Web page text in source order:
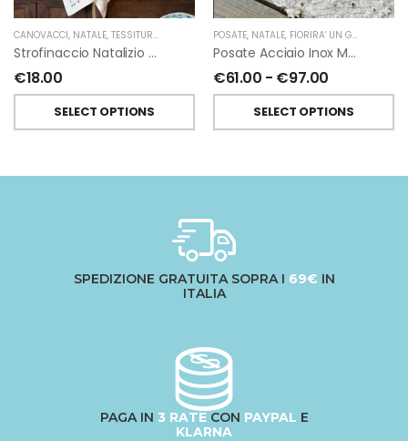
CANOVACCI, NATALE, TESSITURA TOSCANA TELERIE
Strofinaccio Natalizio Fairy Trees In Lino Di Tessitura Toscana Telerie
€18.00
SELECT OPTIONS
POSATE, NATALE, FIORIRA' UN GIARDINO
Posate Acciaio Inox Manico Battuto Oro Di Fiorirà Un Giardino
€61.00 - €97.00
SELECT OPTIONS
SPEDIZIONE GRATUITA SOPRA I 69€ IN
ITALIA
PAGA IN 3 RATECON PAYPAL E
KLARNA